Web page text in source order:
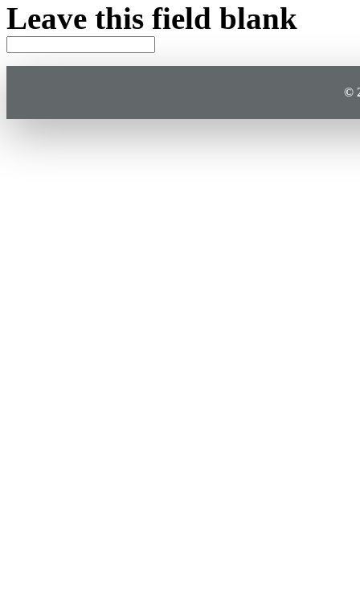
Leave this field blank
©